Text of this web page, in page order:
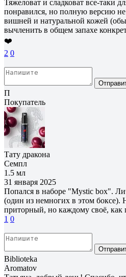
Тяжеловат и сладковат все-таки
понравился, но полную версию не
вишней и натуральной кожей
вычленить в общем запахе
❤️
2 0
П
Покупатель
Тату дракона
Семпл
1.5 мл
31 января 2025
Попался в наборе "Mystic box".
(один из немногих в этом боксе).
приторный, но каждому своё, как
1 0
Biblioteka
Aromatov